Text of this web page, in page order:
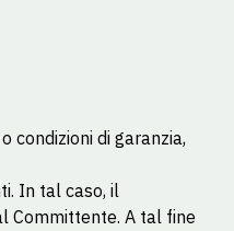
condizioni di garanzia,
In tal caso, il
Committente. A tal fine